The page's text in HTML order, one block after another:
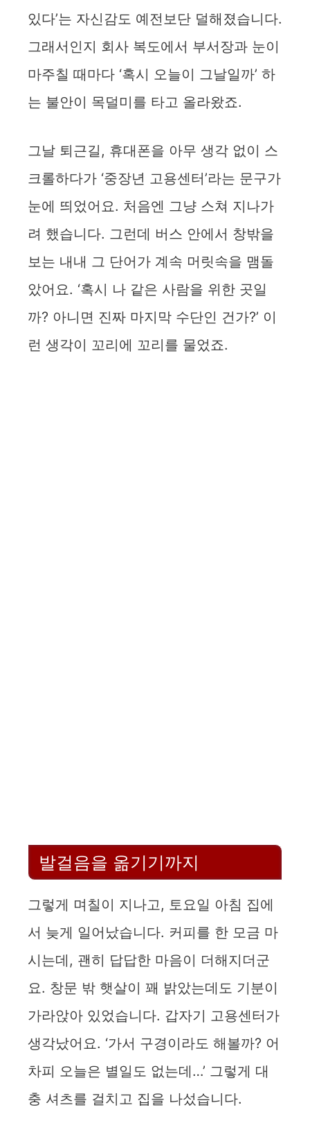
있다’는 자신감도 예전보단 덜해졌습니다.
그래서인지 회사 복도에서 부서장과 눈이
마주칠 때마다 ‘혹시 오늘이 그날일까’ 하
는 불안이 목덜미를 타고 올라왔죠.
그날 퇴근길, 휴대폰을 아무 생각 없이 스
크롤하다가 ‘중장년 고용센터’라는 문구가
눈에 띄었어요. 처음엔 그냥 스쳐 지나가
려 했습니다. 그런데 버스 안에서 창밖을
보는 내내 그 단어가 계속 머릿속을 맴돌
았어요. ‘혹시 나 같은 사람을 위한 곳일
까? 아니면 진짜 마지막 수단인 건가?’ 이
런 생각이 꼬리에 꼬리를 물었죠.
발걸음을 옮기기까지
그렇게 며칠이 지나고, 토요일 아침 집에
서 늦게 일어났습니다. 커피를 한 모금 마
시는데, 괜히 답답한 마음이 더해지더군
요. 창문 밖 햇살이 꽤 밝았는데도 기분이
가라앉아 있었습니다. 갑자기 고용센터가
생각났어요. ‘가서 구경이라도 해볼까? 어
차피 오늘은 별일도 없는데…’ 그렇게 대
충 셔츠를 걸치고 집을 나섰습니다.